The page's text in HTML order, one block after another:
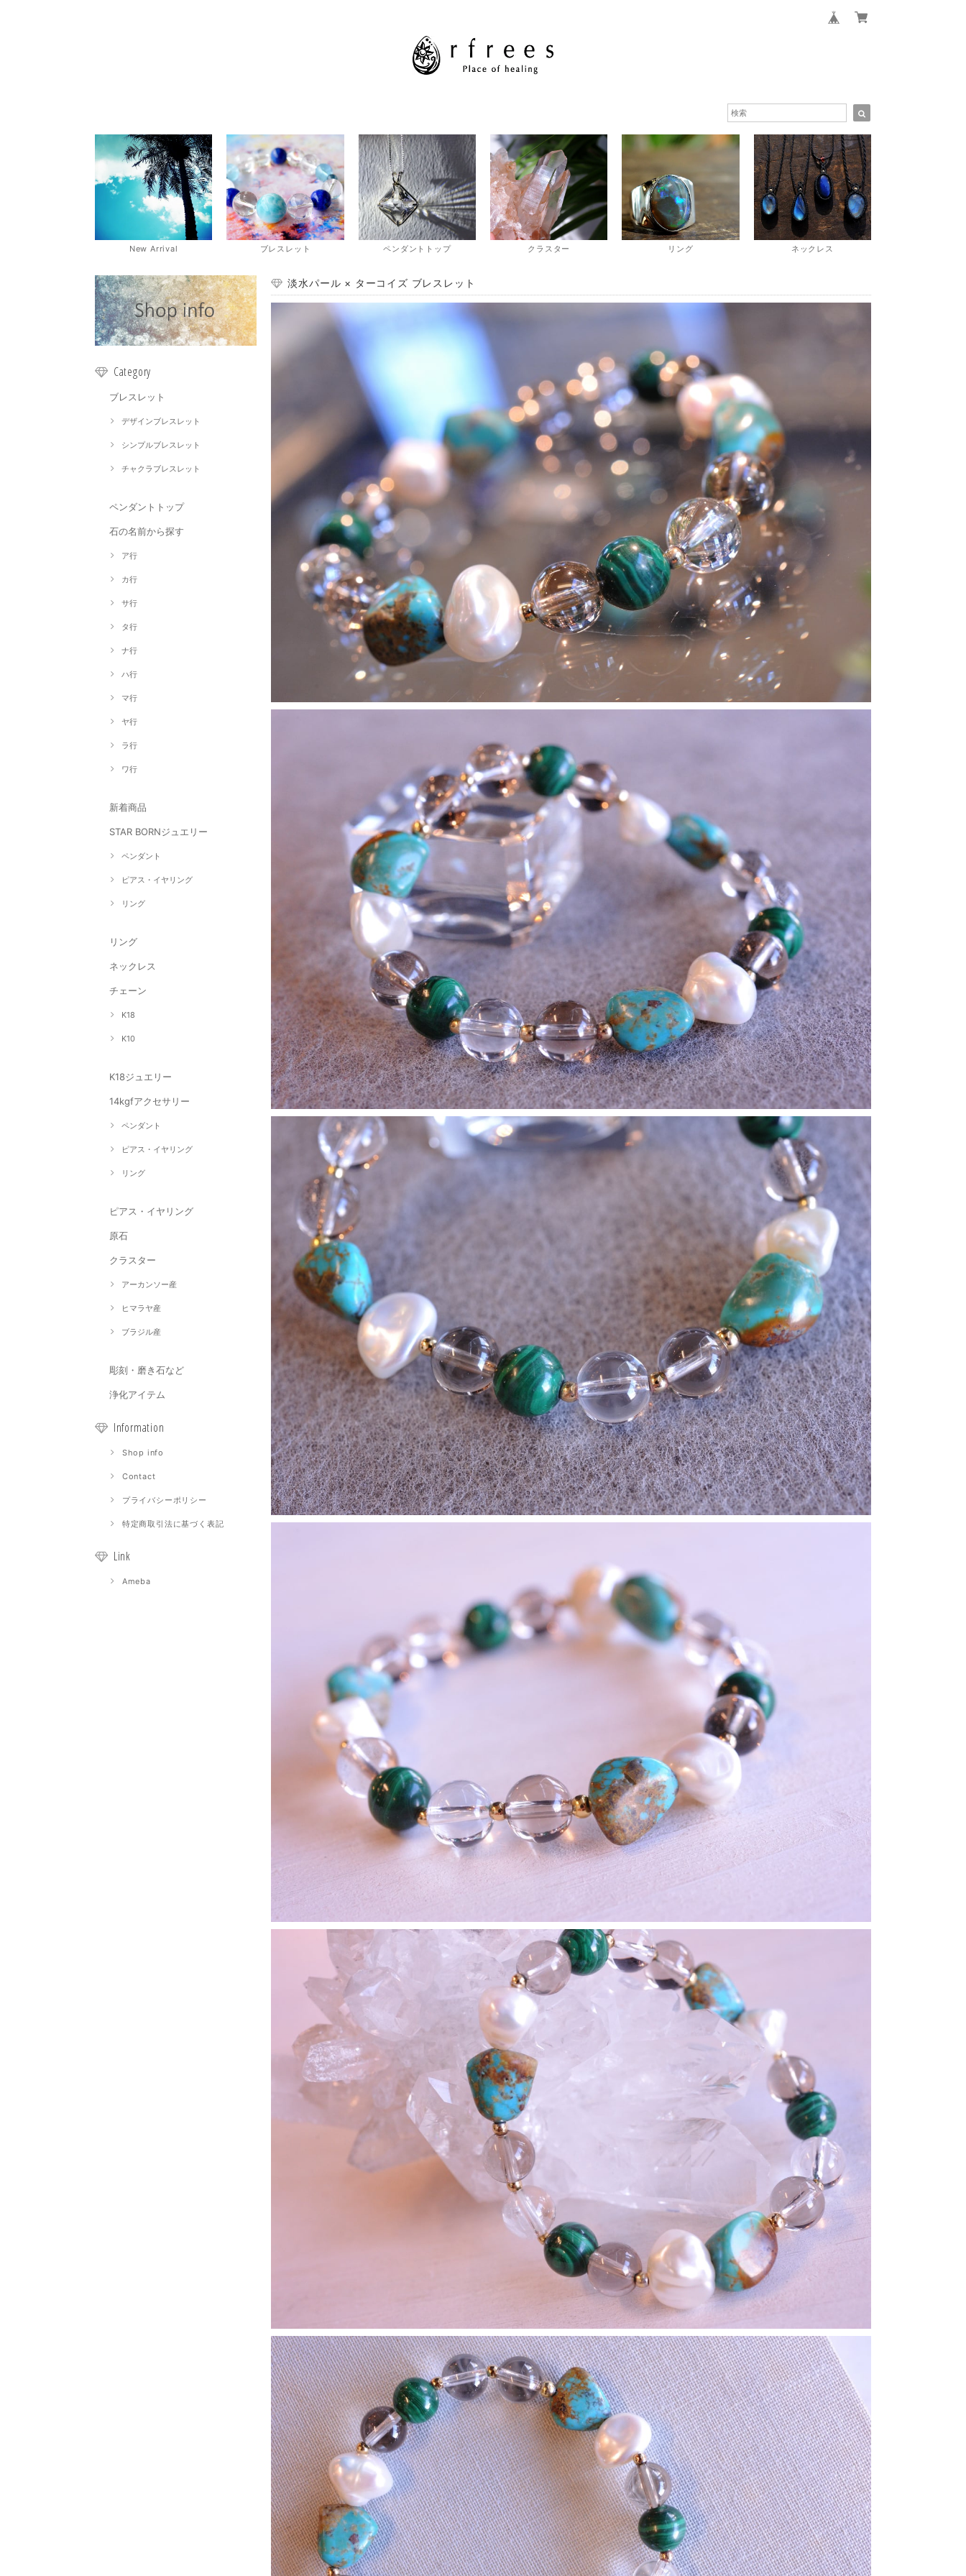
New Arrival ブレスレット ペンダントトップ クラスター リング ネックレス
Category
ブレスレット
デザインブレスレット
シンプルブレスレット
チャクラブレスレット
ペンダントトップ
石の名前から探す
ア行
カ行
サ行
タ行
ナ行
ハ行
マ行
ヤ行
ラ行
ワ行
新着商品
STAR BORNジュエリー
ペンダント
ピアス・イヤリング
リング
リング
ネックレス
チェーン
K18
K10
K18ジュエリー
14kgfアクセサリー
ペンダント
ピアス・イヤリング
リング
ピアス・イヤリング
原石
クラスター
アーカンソー産
ヒマラヤ産
ブラジル産
彫刻・磨き石など
浄化アイテム
Information
Shop info
Contact
プライバシーポリシー
特定商取引法に基づく表記
Link
Ameba
淡水パール × ターコイズ ブレスレット